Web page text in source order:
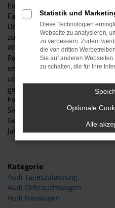
Ein Audi ist eine
Fahrzeug vom Autohaus
Unternehmen blickt auf eine
zurück und firmiert seit 1991
Wir verstehen uns als
Region verwurzelt. Wer sich
entscheidet, profitiert
und individuellen Beratung.
genau das Fahrzeug erhalten,
Fahrverhalten passt. Dabei
Sie sowohl in einen Audi
Gebrauchtfahrzeuge sowie
Jahreswagen einsteigen –
Kategorie
Audi Tageszulassung
Audi Gebrauchtwagen
Audi Neuwagen
Statistik und
Diese Technologien
Webseite zu analysieren,
zu verbessern. Zudem
die von dritten
Sie auf anderen
zu schalten, die für Ihre
Optionale
Alle